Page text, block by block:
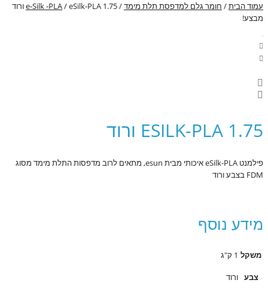
עמוד הבית/ חומר גלם למדפסת תלת מימד/
e-Silk -PLA/ eSilk-PLA 1.75 ורוד
מבצע!
ESILK-PLA 1.75 ורוד
פילמנט eSilk-PLA איכותי מבית esun, מתאים לרוב מדפסות התלת מימד מסוג
FDM בצבע ורוד
מידע נוסף
משקל 1 ק"ג
צבע ורוד